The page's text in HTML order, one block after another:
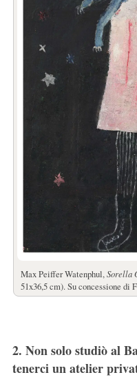
Max Peiffer Watenphul,Sorella
51x36,5 cm). Su concessione di
2. Non solo studiò al
tenerci un atelier